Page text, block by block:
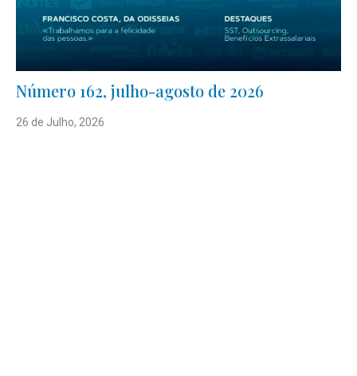
Número 162, julho-agosto de 2026
26 de Julho, 2026